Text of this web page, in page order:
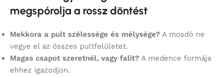
megspórolja a rossz döntést
Mekkora a pult szélessége és mélysége? A mosdó ne
vegye el az összes pultfelületet.
Magas csapot szeretnél, vagy falit? A medence formája
ehhez igazodjon.